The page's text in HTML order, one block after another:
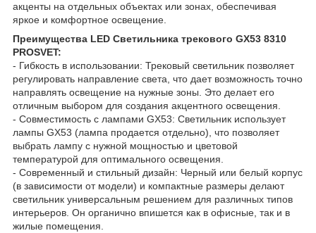
акценты на отдельных объектах или зонах, обеспечивая
яркое и комфортное освещение.
Преимущества LED Светильника трекового GX53 8310
PROSVET:
- Гибкость в использовании: Трековый светильник позволяет
регулировать направление света, что дает возможность точно
направлять освещение на нужные зоны. Это делает его
отличным выбором для создания акцентного освещения.
- Совместимость с лампами GX53: Светильник использует
лампы GX53 (лампа продается отдельно), что позволяет
выбрать лампу с нужной мощностью и цветовой
температурой для оптимального освещения.
- Современный и стильный дизайн: Черный или белый корпус
(в зависимости от модели) и компактные размеры делают
светильник универсальным решением для различных типов
интерьеров. Он органично впишется как в офисные, так и в
жилые помещения.